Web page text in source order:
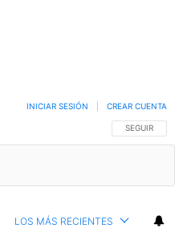
SIGA ESTA
SEGUIR
INICIAR SESIÓN CREAR CUENTA
LOS MÁS RECIENTES